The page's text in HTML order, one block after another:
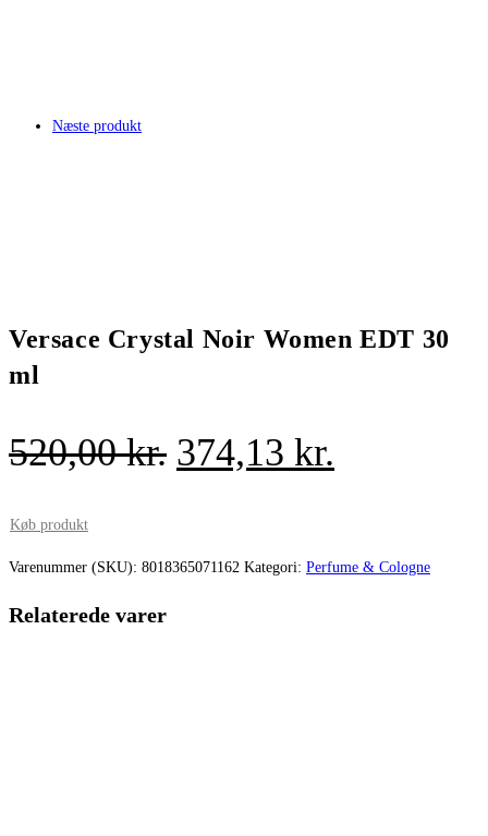
Næste produkt
Versace Crystal Noir Women EDT 30
ml
520,00kr. Den
var:
374,13 kr.
er:
Køb produkt
Varenummer (SKU): 8018365071162 Kategori: Perfume & Cologne
Relaterede varer